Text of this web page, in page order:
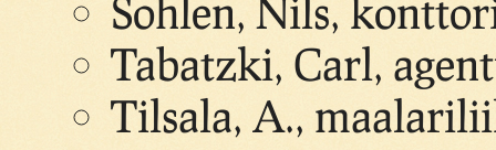
Sohlen, Nils,
Tabatzki, Carl,
Tilsala, A.,